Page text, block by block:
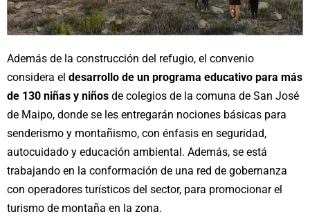
Además de la construcción del refugio, el convenio
considera el desarrollo de un programa educativo para más
de 130 niñas y niños de colegios de la comuna de San José
de Maipo, donde se les entregarán nociones básicas para
senderismo y montañismo, con énfasis en seguridad,
autocuidado y educación ambiental. Además, se está
trabajando en la conformación de una red de gobernanza
con operadores turísticos del sector, para promocionar el
turismo de montaña en la zona.